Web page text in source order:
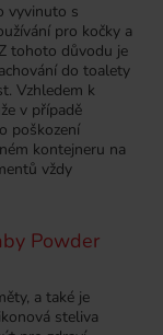
vyvinuto s
pro kočky a
tohoto důvodu je
do toalety
Vzhledem k
v případě
poškození
kontejneru na
vždy
Powder
a také je
steliva